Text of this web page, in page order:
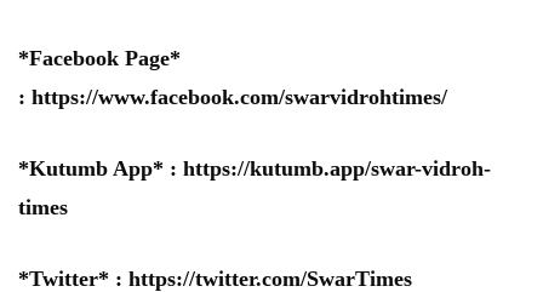
*Facebook Page*
: https://www.facebook.com/swarvidrohtimes/
*Kutumb App* : https://kutumb.app/swar-vidroh-
times
*Twitter* : https://twitter.com/SwarTimes